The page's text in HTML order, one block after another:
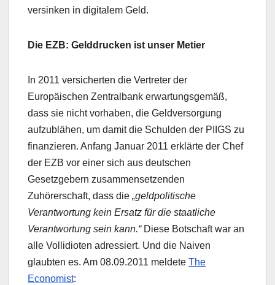
versinken in digitalem Geld.
Die EZB: Gelddrucken ist unser Metier
In 2011 versicherten die Vertreter der
Europäischen Zentralbank erwartungsgemäß,
dass sie nicht vorhaben, die Geldversorgung
aufzublähen, um damit die Schulden der PIIGS zu
finanzieren. Anfang Januar 2011 erklärte der Chef
der EZB vor einer sich aus deutschen
Gesetzgebern zusammensetzenden
Zuhörerschaft, dass die „geldpolitische
Verantwortung kein Ersatz für die staatliche
Verantwortung sein kann.“Diese Botschaft war an
alle Vollidioten adressiert. Und die Naiven
glaubten es. Am 08.09.2011 meldete The
Economist: